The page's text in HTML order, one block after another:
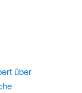
über